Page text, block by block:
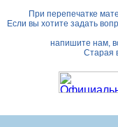
При перепечатке
Если вы хотите задать
напишите нам,
Старая